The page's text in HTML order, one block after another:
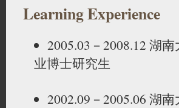
Learning Experience
2005.03－2008.12 湖
业博士研究生
2002.09－2005.06 湖